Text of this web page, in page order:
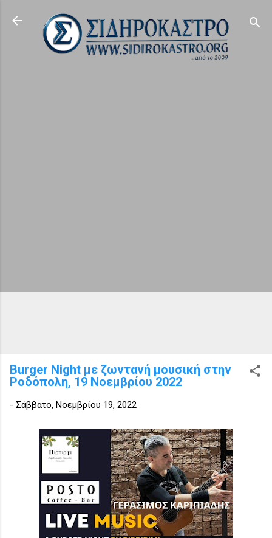
Μετάβαση στο κύριο περιεχόμενο
Burger Night με ζωντανή μουσική στην
Ροδόπολη, 19 Νοεμβρίου 2022
- Σάββατο, Νοεμβρίου 19, 2022